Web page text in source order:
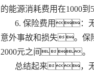
的能源消耗费用在1000
6. 保险费用：
意外事故和损失。保
2000元之间。
总结起来，无